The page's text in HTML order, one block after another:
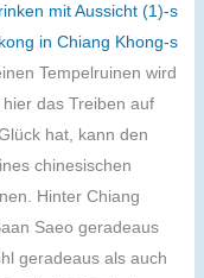
Tempelruinen wird
das Treiben auf
hat, kann den
chinesischen
Hinter Chiang
Saeo geradeaus
geradeaus als auch